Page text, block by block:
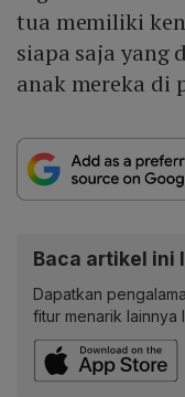
tua memiliki
siapa saja yang
anak mereka di
Baca artikel ini
Dapatkan
fitur menarik lainnya